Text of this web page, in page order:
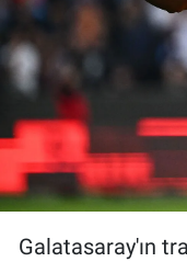
Galatasaray'ın